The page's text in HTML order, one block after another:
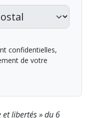
confidentielles,
de votre
libertés » du 6